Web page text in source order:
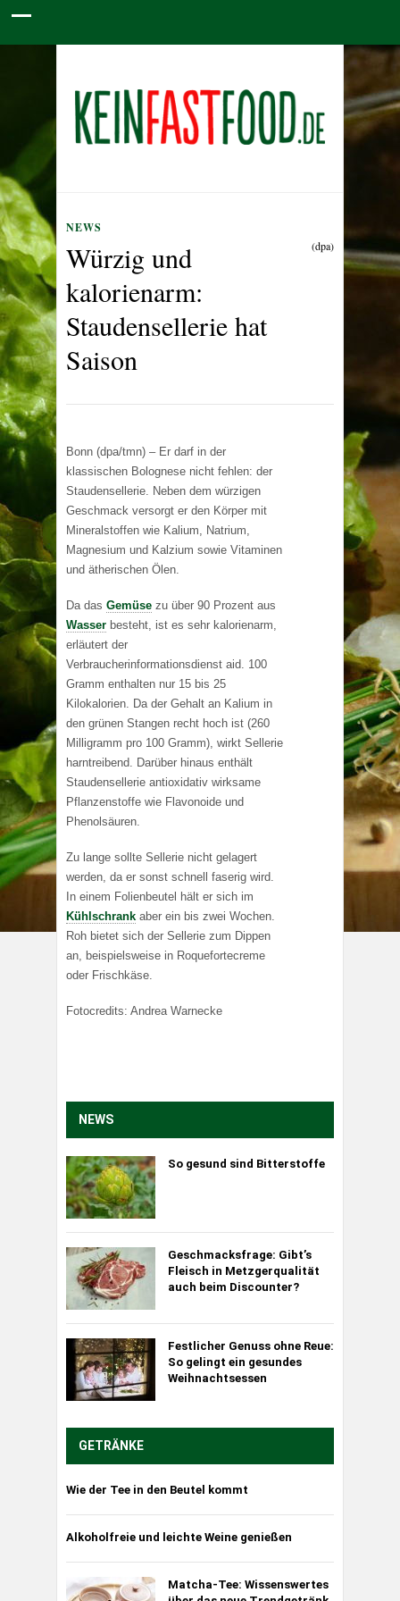
NEWS
Würzig und
kalorienarm:
Staudensellerie hat
Saison
(dpa)
Bonn (dpa/tmn) – Er darf in der
klassischen Bolognese nicht fehlen: der
Staudensellerie. Neben dem würzigen
Geschmack versorgt er den Körper mit
Mineralstoffen wie Kalium, Natrium,
Magnesium und Kalzium sowie Vitaminen
und ätherischen Ölen.
Da das Gemüse zu über 90 Prozent aus
Wasser besteht, ist es sehr kalorienarm,
erläutert der
Verbraucherinformationsdienst aid. 100
Gramm enthalten nur 15 bis 25
Kilokalorien. Da der Gehalt an Kalium in
den grünen Stangen recht hoch ist (260
Milligramm pro 100 Gramm), wirkt Sellerie
harntreibend. Darüber hinaus enthält
Staudensellerie antioxidativ wirksame
Pflanzenstoffe wie Flavonoide und
Phenolsäuren.
Zu lange sollte Sellerie nicht gelagert
werden, da er sonst schnell faserig wird.
In einem Folienbeutel hält er sich im
Kühlschrank aber ein bis zwei Wochen.
Roh bietet sich der Sellerie zum Dippen
an, beispielsweise in Roquefortecreme
oder Frischkäse.
Fotocredits: Andrea Warnecke
NEWS
So gesund sind Bitterstoffe
Geschmacksfrage: Gibt’s
Fleisch in Metzgerqualität
auch beim Discounter?
Festlicher Genuss ohne Reue:
So gelingt ein gesundes
Weihnachtsessen
GETRÄNKE
Wie der Tee in den Beutel kommt
Alkoholfreie und leichte Weine genießen
Matcha-Tee: Wissenswertes